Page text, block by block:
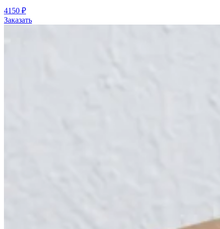
4150 ₽
Заказать